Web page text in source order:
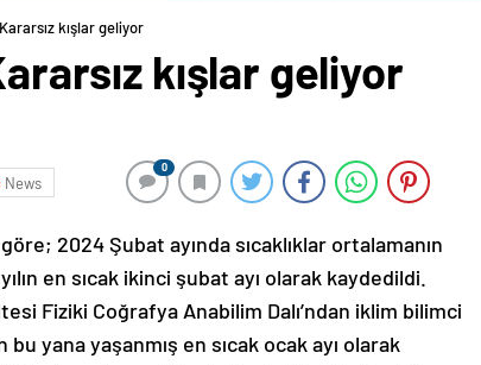
kışlar geliyor
kışlar geliyor
News
0
2024 Şubat ayında sıcaklıklar ortalamanın
en sıcak ikinci şubat ayı olarak kaydedildi.
Fiziki Coğrafya Anabilim Dalı’ndan iklim bilimci
bu yana yaşanmış en sıcak ocak ayı olarak